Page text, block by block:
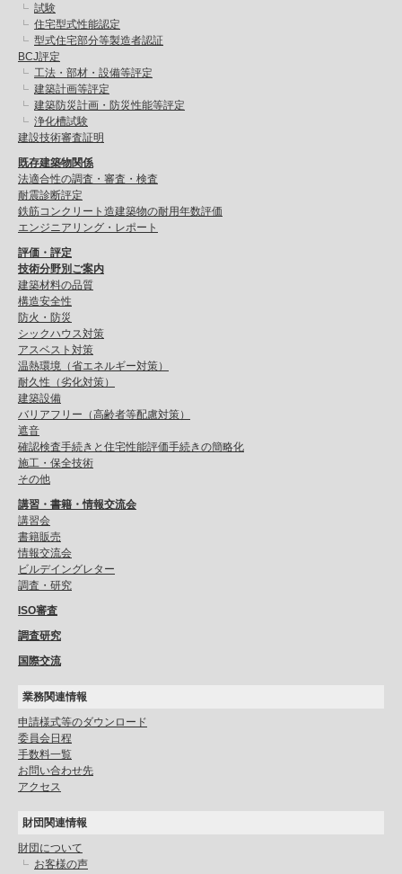
試験
住宅型式性能認定
型式住宅部分等製造者認証
BCJ評定
工法・部材・設備等評定
建築計画等評定
建築防災計画・防災性能等評定
浄化槽試験
建設技術審査証明
既存建築物関係
法適合性の調査・審査・検査
耐震診断評定
鉄筋コンクリート造建築物の耐用年数評価
エンジニアリング・レポート
評価・評定
技術分野別ご案内
建築材料の品質
構造安全性
防火・防災
シックハウス対策
アスベスト対策
温熱環境（省エネルギー対策）
耐久性（劣化対策）
建築設備
バリアフリー（高齢者等配慮対策）
遮音
確認検査手続きと住宅性能評価手続きの簡略化
施工・保全技術
その他
講習・書籍・情報交流会
講習会
書籍販売
情報交流会
ビルデイングレター
調査・研究
ISO審査
調査研究
国際交流
業務関連情報
申請様式等のダウンロード
委員会日程
手数料一覧
お問い合わせ先
アクセス
財団関連情報
財団について
お客様の声